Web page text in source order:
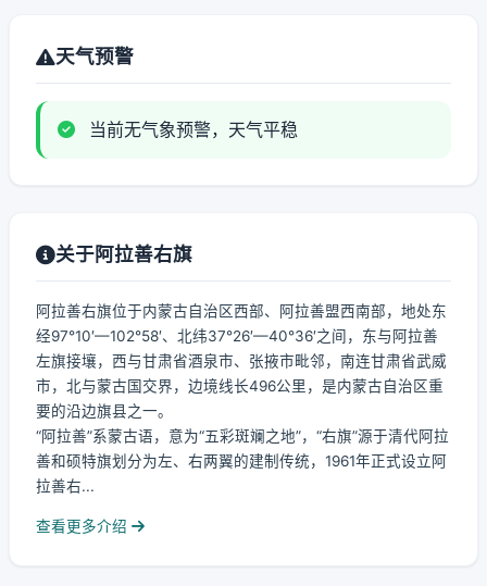
天气预警
当前无气象预警，天气平稳
关于阿拉善右旗
阿拉善右旗位于内蒙古自治区西部、阿拉善盟西南部，地处东
经97°10′—102°58′、北纬37°26′—40°36′之间，东与阿拉善
左旗接壤，西与甘肃省酒泉市、张掖市毗邻，南连甘肃省武威
市，北与蒙古国交界，边境线长496公里，是内蒙古自治区重
要的沿边旗县之一。
“阿拉善”系蒙古语，意为“五彩斑斓之地”，“右旗”源于清代阿拉
善和硕特旗划分为左、右两翼的建制传统，1961年正式设立阿
拉善右...
查看更多介绍